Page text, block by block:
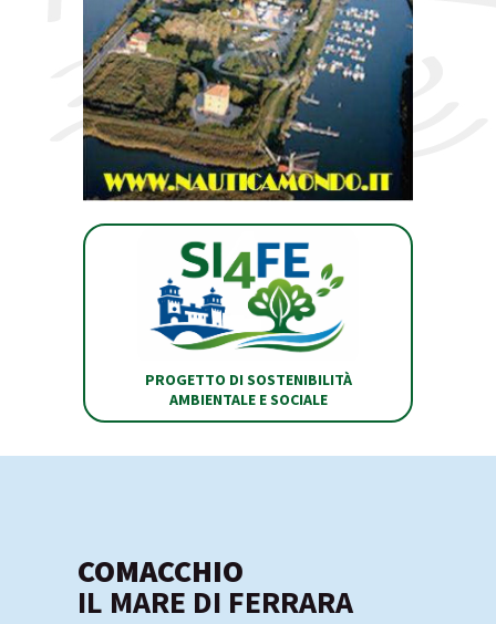
PROGETTO DI SOSTENIBILITÀ
AMBIENTALE E SOCIALE
COMACCHIO
IL MARE DI FERRARA